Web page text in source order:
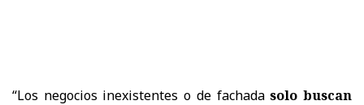
“Los negocios inexistentes o de fachadasolo buscan